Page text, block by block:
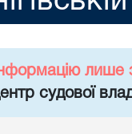
лише
судової